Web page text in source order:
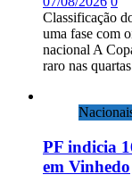
Classificação
uma fase com
nacional A
raro nas
PF indicia
em Vinhedo